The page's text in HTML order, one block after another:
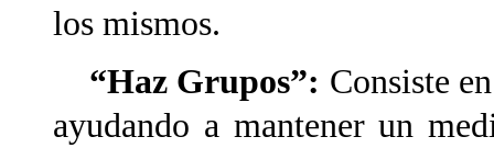
los mismos.
“Haz Grupos”: Consiste
ayudando a mantener un